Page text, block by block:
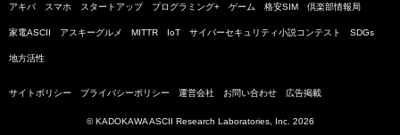
アキバ スマホ スタートアップ プログラミング+ ゲーム 格安SIM 倶楽部情報局
家電ASCII アスキーグルメ MITTR IoT サイバーセキュリティ小説コンテスト SDGs
地方活性
サイトポリシー プライバシーポリシー 運営会社 お問い合わせ 広告掲載
© KADOKAWA ASCII Research Laboratories, Inc. 2026